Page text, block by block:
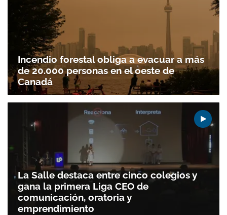
Incendio forestal obliga a evacuar a más
de 20.000 personas en el oeste de
Canadá
La Salle destaca entre cinco colegios y
gana la primera Liga CEO de
comunicación, oratoria y
emprendimiento